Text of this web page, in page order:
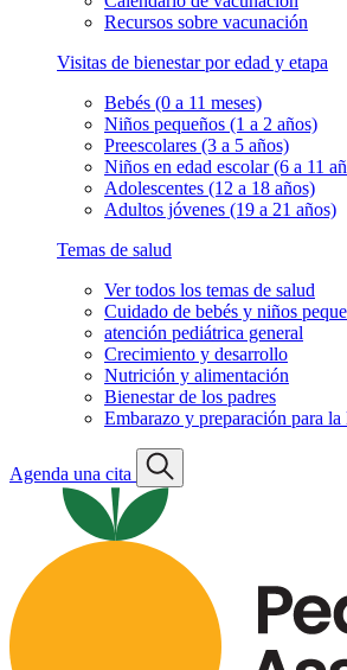
Recursos sobre vacunación
Visitas de bienestar por edad y etapa
Bebés (0 a 11 meses)
Niños pequeños (1 a 2 años)
Preescolares (3 a 5 años)
Niños en edad escolar (6 a 11
Adolescentes (12 a 18 años)
Adultos jóvenes (19 a 21 años)
Temas de salud
Ver todos los temas de salud
Cuidado de bebés y niños
atención pediátrica general
Crecimiento y desarrollo
Nutrición y alimentación
Bienestar de los padres
Embarazo y preparación para la
Agenda una cita